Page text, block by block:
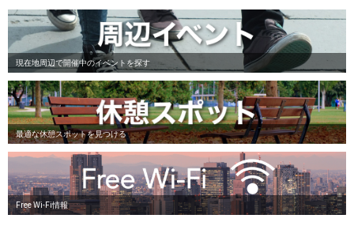
現在地周辺で開催中のイベントを探す
最適な休憩スポットを見つける
Free Wi-Fi情報